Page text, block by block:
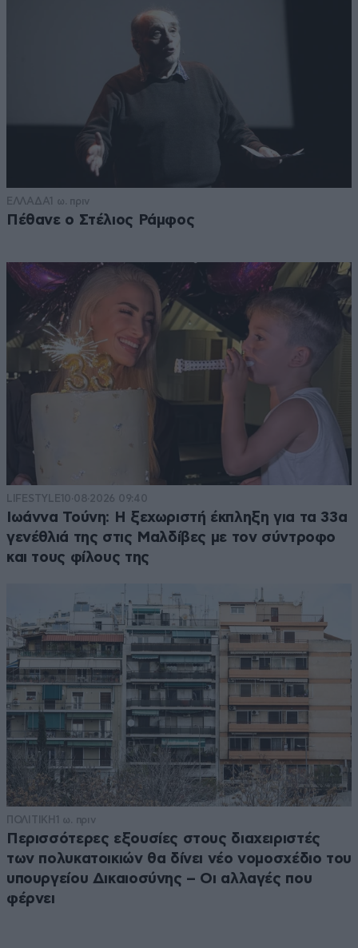
ΕΛΛΑΔΑ1 ω. πριν
Πέθανε ο Στέλιος Ράμφος
LIFESTYLE10·08·2026 09:40
Ιωάννα Τούνη: Η ξεχωριστή έκπληξη για τα 33α
γενέθλιά της στις Μαλδίβες με τον σύντροφο
και τους φίλους της
ΠΟΛΙΤΙΚΗ 1 ω. πριν
Περισσότερες εξουσίες στους διαχειριστές
των πολυκατοικιών θα δίνει νέο νομοσχέδιο του
υπουργείου Δικαιοσύνης – Οι αλλαγές που
φέρνει